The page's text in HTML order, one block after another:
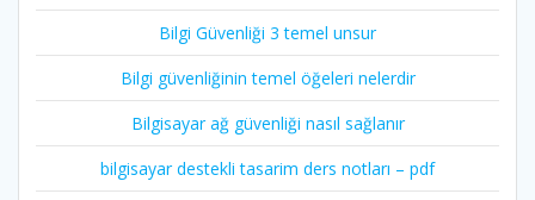
Bilgi Güvenliği 3 temel unsur
Bilgi güvenliğinin temel öğeleri nelerdir
Bilgisayar ağ güvenliği nasıl sağlanır
bilgisayar destekli tasarim ders notları – pdf